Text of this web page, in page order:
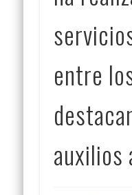
entre
auxilios